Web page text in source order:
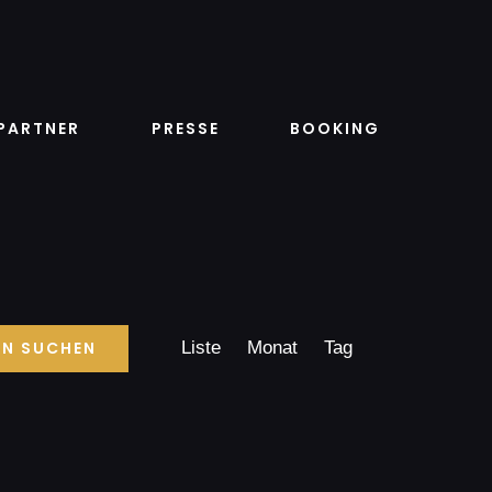
PRESSE BOOKING
SUCHEN
Ansichten-
Liste Monat Tag